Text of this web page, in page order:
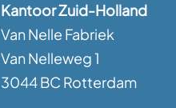
Kantoor Zuid-Holland
Van Nelle Fabriek
Van Nelleweg 1
3044 BC Rotterdam